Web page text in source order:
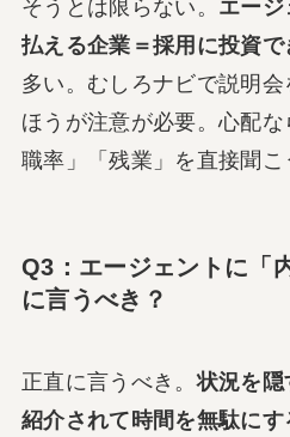
そうとは限らない。 エージ
払える企業＝採用に投資
多い。むしろナビで説明
ほうが注意が必要。心配
職率」「残業」を直接聞こ
Q3：エージェントに「
に言うべき？
正直に言うべき。状況を隠
紹介されて時間を無駄にす